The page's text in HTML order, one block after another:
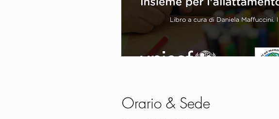
Orario & Sede